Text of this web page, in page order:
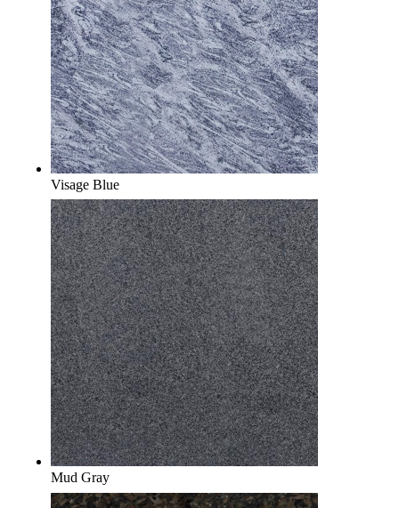
Visage Blue
Mud Gray